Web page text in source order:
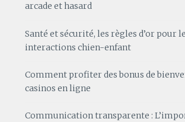
arcade et hasard
Santé et sécurité, les règles d’or pour
interactions chien-enfant
Comment profiter des bonus de
casinos en ligne
Communication transparente :